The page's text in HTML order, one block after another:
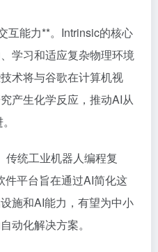
互能力**。Intrinsic的核心
学习和适应复杂物理环境
术将与谷歌在计算机视
产生化学反应，推动AI从
传统工业机器人编程复
件平台旨在通过AI简化这
施和AI能力，有望为中小
动化解决方案。